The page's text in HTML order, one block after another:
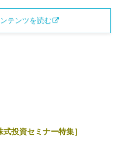
テンツを読む
式投資セミナー特集］